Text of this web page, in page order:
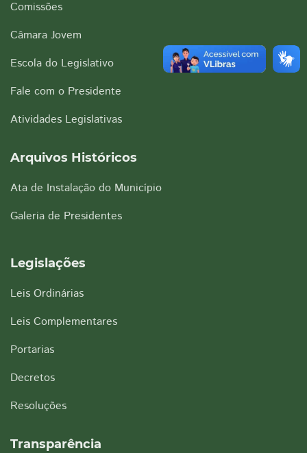
Comissões
Câmara Jovem
Escola do Legislativo
Fale com o Presidente
Atividades Legislativas
Arquivos Históricos
Ata de Instalação do Município
Galeria de Presidentes
Legislações
Leis Ordinárias
Leis Complementares
Portarias
Decretos
Resoluções
Transparência